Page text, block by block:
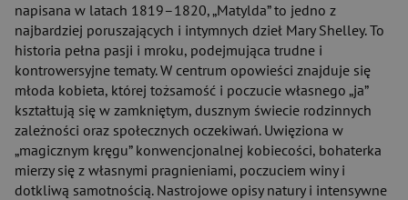
napisana w latach 1819–1820, „Matylda” to jedno z
najbardziej poruszających i intymnych dzieł Mary Shelley. To
historia pełna pasji i mroku, podejmująca trudne i
kontrowersyjne tematy. W centrum opowieści znajduje się
młoda kobieta, której tożsamość i poczucie własnego „ja”
kształtują się w zamkniętym, dusznym świecie rodzinnych
zależności oraz społecznych oczekiwań. Uwięziona w
„magicznym kręgu” konwencjonalnej kobiecości, bohaterka
mierzy się z własnymi pragnieniami, poczuciem winy i
dotkliwą samotnością. Nastrojowe opisy natury i intensywne